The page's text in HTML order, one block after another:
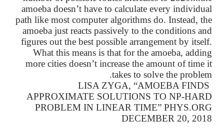
amoeba doesn’t have to calculate every individual
path like most computer algorithms do. Instead, the
amoeba just reacts passively to the conditions and
figures out the best possible arrangement by itself.
What this means is that for the amoeba, adding
more cities doesn’t increase the amount of time it
takes to solve the problem.
LISA ZYGA, “AMOEBA FINDS
APPROXIMATE SOLUTIONS TO NP-HARD
PROBLEM IN LINEAR TIME” PHYS.ORG
DECEMBER 20, 2018